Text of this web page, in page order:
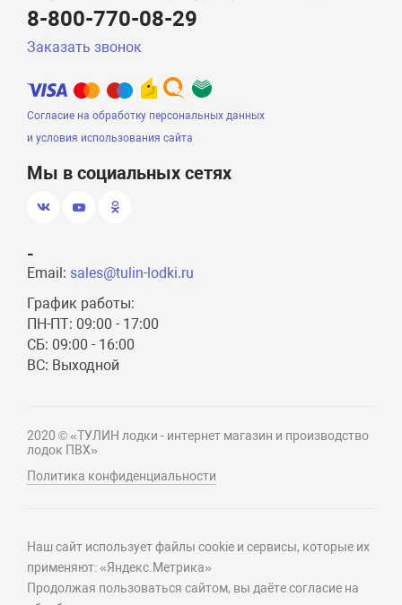
8-800-770-08-29
Заказать звонок
Согласие на обработку персональных данных
и условия использования сайта
Мы в социальных сетях
-
Email: sales@tulin-lodki.ru
График работы:
ПН-ПТ: 09:00 - 17:00
СБ: 09:00 - 16:00
ВС: Выходной
2020 © «ТУЛИН лодки - интернет магазин и производство
лодок ПВХ»
Политика конфиденциальности
Наш сайт использует файлы cookie и сервисы, которые их
применяют: «Яндекс.Метрика»
Продолжая пользоваться сайтом, вы даёте согласие на